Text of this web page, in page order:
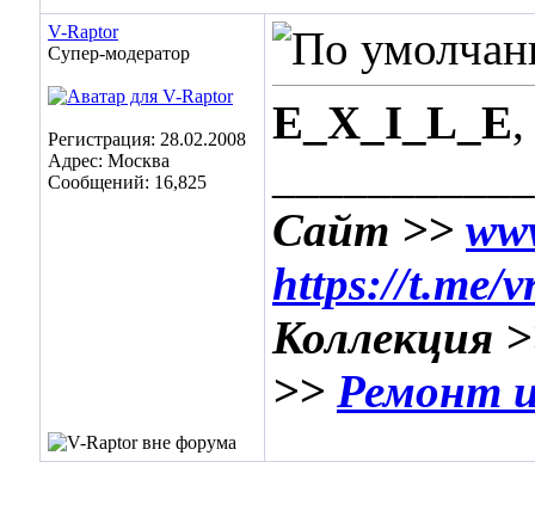
V-Raptor
Супер-модератор
Регистрация: 28.02.2008
Адрес: Москва
Сообщений: 16,825
E_X_I_L_E
Сайт >>
https://t.me/
Коллекция
>> Ремонт